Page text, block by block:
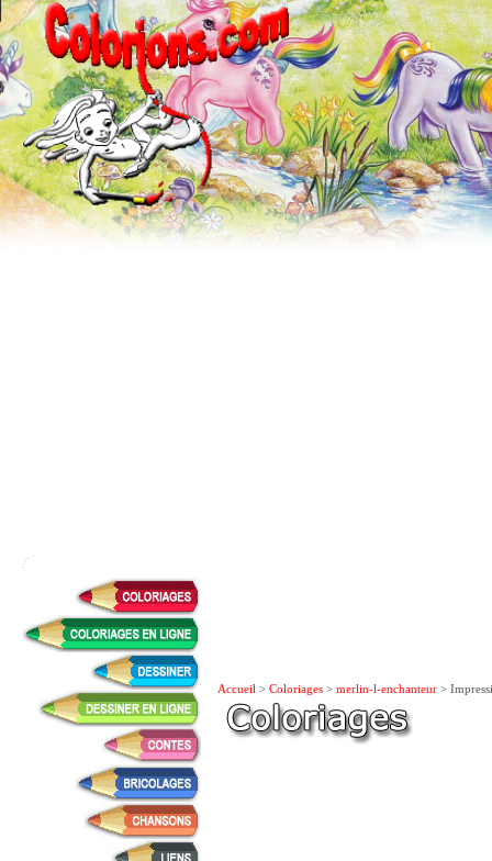
Accueil > Coloriages > merlin-l-enchanteur >